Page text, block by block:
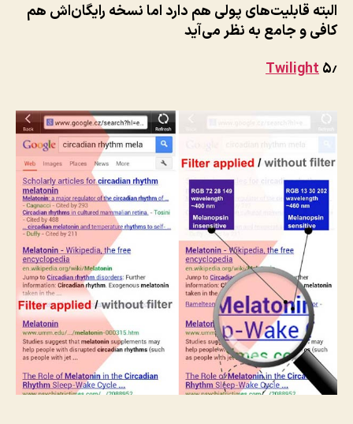
البته قابلیت‌های پولی هم دارد اما نسخه رایگان‌اش هم
کافی و جامع به نظر می‌آید
۵٫Twilight